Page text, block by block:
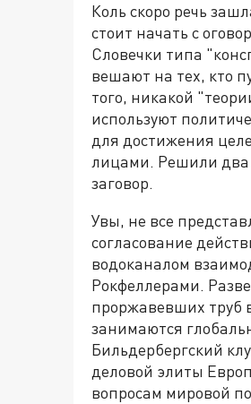
Коль скоро речь
стоит начать с
Словечки типа
вешают на тех, кто
того, никакой
используют
для достижения
лицами. Решили два
заговор.
Увы, не все
согласование
водоканалом
Рокфеллерами.
проржавевших труб
занимаются
Бильдербергский
деловой элиты
вопросам мировой